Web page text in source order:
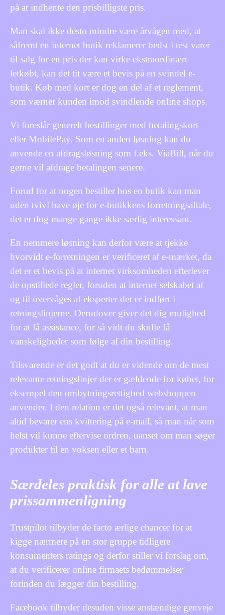
på at indhente den prisbilligste pris.
Man skal ikke desto mindre være årvågen med, at
såfremt en internet butik reklamerer bedst i test varer
til salg for en pris der kan virke ekstraordinært
letkøbt, kan det tit være et bevis på en svindel e-
butik. Køb med kort er dog en del af et reglement,
som værner kunden imod svindlende online shops.
Vi foreslår generelt bestillinger med betalingskort
eller MobilePay. Som en anden løsning kan du
anvende en afdragsløsning som f.eks. ViaBill, når du
gerne vil afdrage betalingen senere.
Forud for at nogen bestiller hos en butik kan man
uden tvivl have øje for e-butikkens forretningsaftale,
det er dog mange gange ikke særlig interessant.
En nemmere løsning kan derfor være at tjekke
hvorvidt e-forretningen er verificeret af e-mærket, da
det er et bevis på at internet virksomheden efterlever
de opstillede regler, foruden at internet selskabet af
og til overvåges af eksperter der er indført i
retningslinjerne. Derudover giver det dig mulighed
for at få assistance, for så vidt du skulle få
vanskeligheder som følge af din bestilling.
Tilsvarende er det godt at du er vidende om de mest
relevante retningslinjer der er gældende for købet, for
eksempel den ombytningsrettighed webshoppen
anvender. I den relation er det også relevant, at man
altid bevarer ens kvittering på e-mail, så man når som
helst vil kunne eftervise ordren, uanset om man søger
produkter til en voksen eller et barn.
Særdeles praktisk for alle at lave
prissammenligning
Trustpilot tilbyder de facto ærlige chancer for at
kigge nærmere på en stor gruppe tidligere
konsumenters ratings og derfor stiller vi forslag om,
at du verificerer online firmaets bedømmelser
forinden du lægger din bestilling.
Facebook tilbyder desuden visse anstændige genveje